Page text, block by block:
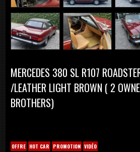
MERCEDES 380 SL R107
/LEATHER LIGHT BROWN ( 2
BROTHERS)
OFFRE HOT CAR PROMOTION VIDÉO